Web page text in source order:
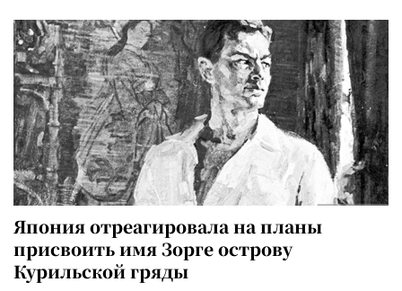
Япония отреагировала на планы
присвоить имя Зорге острову
Курильской гряды